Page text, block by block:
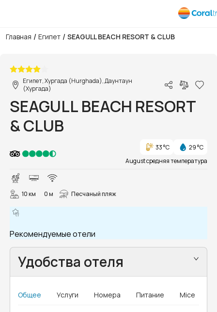
Главная / Египет / SEAGULL BEACH RESORT & CLUB
Египет, Хургада (Hurghada), Даунтаун
(Хургада)
SEAGULL BEACH RESORT
& CLUB
33 °C
29 °C
August средняя температура
10 км 0 м Песчаный пляж
Рекомендуемые отели
Удобства отеля
Общее Услуги Номера Питание Mice